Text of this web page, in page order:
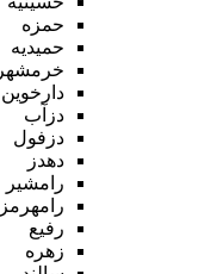
حمزه
حمیدیه
خرمشهر
دارخوین
دزآب
دزفول
دهدز
رامشیر
رامهرمز
رفیع
زهره